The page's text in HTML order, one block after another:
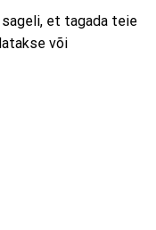
et tagada teie
või